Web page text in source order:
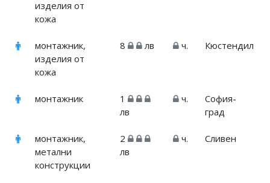
изделия от
кожа
монтажник,
изделия от
кожа
8 лв ч. Кюстендил
монтажник
1
лв
ч.
София-
град
монтажник,
метални
конструкции
2
лв
ч. Сливен